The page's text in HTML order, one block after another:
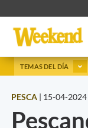
TEMAS DEL DÍA
PESCA | 15-04-